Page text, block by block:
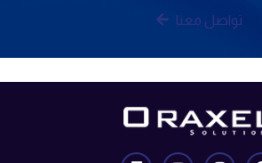
تواصل معنا